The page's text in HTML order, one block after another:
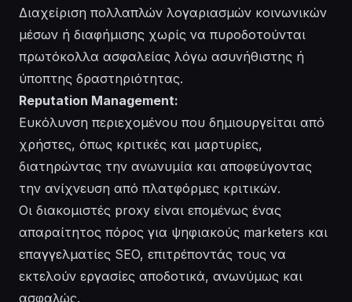
Διαχείριση πολλαπλών λογαριασμών κοινωνικών
μέσων ή διαφήμισης χωρίς να πυροδοτούνται
πρωτόκολλα ασφαλείας λόγω ασυνήθιστης ή
ύποπτης δραστηριότητας.
Reputation Management:
Ευκόλυνση περιεχομένου που δημιουργείται από
χρήστες, όπως κριτικές και μαρτυρίες,
διατηρώντας την ανωνυμία και αποφεύγοντας
την ανίχνευση από πλατφόρμες κριτικών.
Οι διακομιστές proxy είναι επομένως ένας
απαραίτητος πόρος για ψηφιακούς marketers και
επαγγελματίες SEO, επιτρέποντάς τους να
εκτελούν εργασίες αποδοτικά, ανωνύμως και
ασφαλώς.